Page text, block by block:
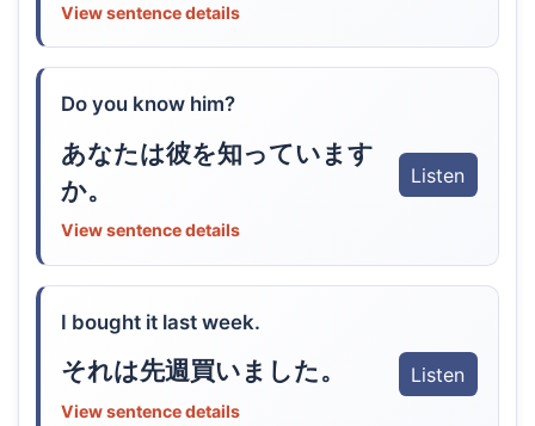
View sentence details
Do you know him?
あなたは彼を知っています
か。
Listen
View sentence details
I bought it last week.
それは先週買いました。 Listen
View sentence details